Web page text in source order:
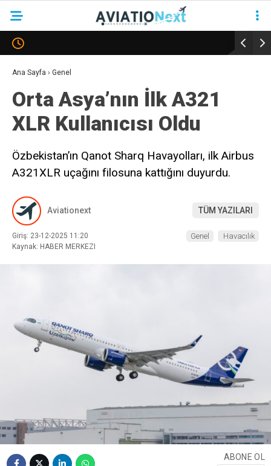
WhatsApp İhbar
Facebook
HAVACILIK
SAVUNMA
KADIN HAVACILAR
SÜRDÜRÜLEBILIRLIK
KÖŞE YAZILARI – COLUMNS
NEWS & INSIGHTS
Ana Sayfa › Genel
Orta Asya’nın İlk A321
XLR Kullanıcısı Oldu
Özbekistan’ın Qanot Sharq Havayolları, ilk Airbus
A321XLR uçağını filosuna kattığını duyurdu.
Aviationext TÜM YAZILARI
Giriş: 23-12-2025 11:20
Kaynak: HABER MERKEZI
Genel Havacılık
ABONE OL